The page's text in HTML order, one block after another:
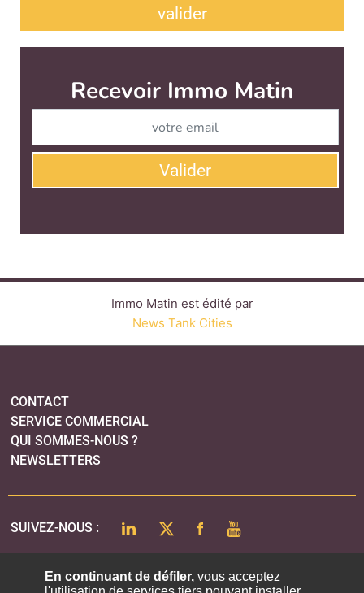
valider
Recevoir Immo Matin
Valider
Immo Matin est édité par
News Tank Cities
CONTACT
SERVICE COMMERCIAL
QUI SOMMES-NOUS ?
NEWSLETTERS
SUIVEZ-NOUS : LINKEDINTWITTERFACEBOOK
YOUTUBE
En continuant de défiler,vous acceptez